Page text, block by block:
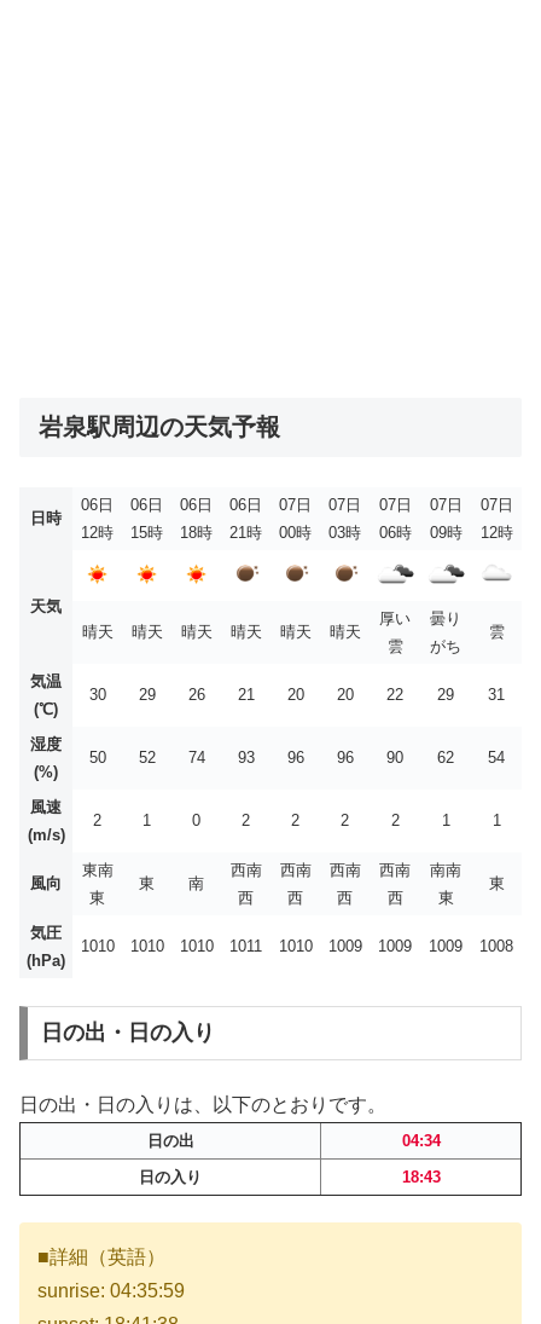
岩泉駅周辺の天気予報
日時
06日
12時
06日
15時
06日
18時
06日
21時
07日
00時
07日
03時
07日
06時
07日
09時
07日
12時
天気
晴天
晴天 晴天 晴天 晴天 晴天
厚い
雲
曇り
がち
雲
気温
(℃)
30 29 26 21 20 20 22 29 31
湿度
(%)
50 52 74 93 96 96 90 62 54
風速
(m/s)
2 1 0 2 2 2 2 1 1
風向
東南
東
東 南
西南
西
西南
西
西南
西
西南
西
南南
東
東
気圧
(hPa)
1010 1010 1010 1011 1010 1009 1009 1009 1008
日の出・日の入り
日の出・日の入りは、以下のとおりです。
日の出
04:34
日の入り
18:43
■詳細（英語）
sunrise: 04:35:59